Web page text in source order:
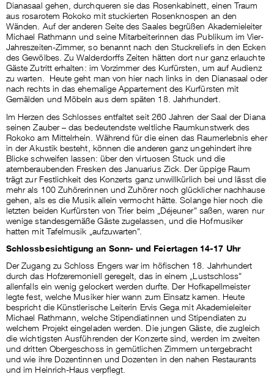
Dianasaal gehen, durchqueren sie das Rosenkabinett, einen Traum
aus rosarotem Rokoko mit stuckierten Rosenknospen an den
Wänden. Auf der anderen Seite des Saales begrüßen Akademieleiter
Michael Rathmann und seine Mitarbeiterinnen das Publikum im Vier-
Jahreszeiten-Zimmer, so benannt nach den Stuckreliefs in den Ecken
des Gewölbes. Zu Walderdorffs Zeiten hätten dort nur ganz erlauchte
Gäste Zutritt erhalten: im Vorzimmer des Kurfürsten, um auf Audienz
zu warten. Heute geht man von hier nach links in den Dianasaal oder
nach rechts in das ehemalige Appartement des Kurfürsten mit
Gemälden und Möbeln aus dem späten 18. Jahrhundert.
Im Herzen des Schlosses entfaltet seit 260 Jahren der Saal der Diana
seinen Zauber – das bedeutendste weltliche Raumkunstwerk des
Rokoko am Mittelrhein. Während für die einen das Raumerlebnis eher
in der Akustik besteht, können die anderen ganz ungehindert ihre
Blicke schweifen lassen: über den virtuosen Stuck und die
atemberaubenden Fresken des Januarius Zick. Der üppige Raum
trägt zur Festlichkeit des Konzerts ganz unwillkürlich bei und lässt die
mehr als 100 Zuhörerinnen und Zuhörer noch glücklicher nachhause
gehen, als es die Musik allein vermocht hätte. Solange hier noch die
letzten beiden Kurfürsten von Trier beim „Déjeuner“ saßen, waren nur
wenige standesgemäße Gäste zugelassen, und die Hofmusiker
hatten mit Tafelmusik „aufzuwarten“.
Schlossbesichtigung an Sonn- und Feiertagen 14-17 Uhr
Der Zugang zu Schloss Engers war im höfischen 18. Jahrhundert
durch das Hofzeremoniell geregelt, das in einem „Lustschloss“
allenfalls ein wenig gelockert werden durfte. Der Hofkapellmeister
legte fest, welche Musiker hier wann zum Einsatz kamen. Heute
bespricht die Künstlerische Leiterin Ervis Gega mit Akademieleiter
Michael Rathmann, welche Stipendiatinnen und Stipendiaten zu
welchem Projekt eingeladen werden. Die jungen Gäste, die zugleich
die wichtigsten Ausführenden der Konzerte sind, werden im zweiten
und dritten Obergeschoss in gemütlichen Zimmern untergebracht
und wie ihre Dozentinnen und Dozenten in den nahen Restaurants
und im Heinrich-Haus verpflegt.